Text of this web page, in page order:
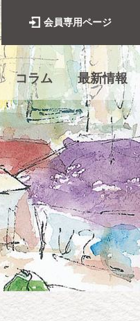
会員専用ページ
コラム 最新情報